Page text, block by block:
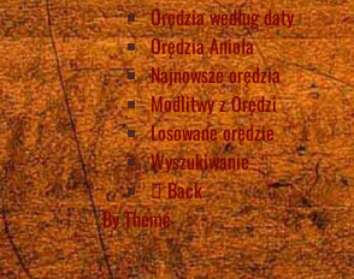
Orędzia według daty
Orędzia Anioła
Najnowsze orędzia
Modlitwy z Orędzi
Losowane orędzie
Wyszukiwanie
Back
By Theme